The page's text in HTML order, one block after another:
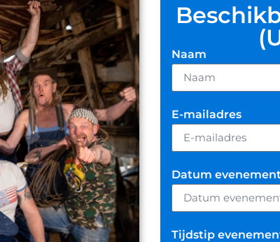
Naam
E-mailadres
Datum
Tijdstip